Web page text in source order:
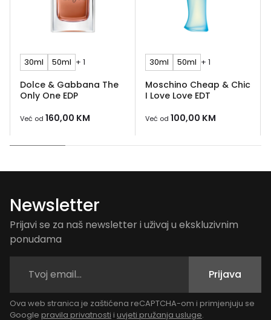
30ml 50ml + 1
Dolce & Gabbana The
Only One EDP
Već od 160,00 KM
30ml 50ml + 1
Moschino Cheap & Chic
I Love Love EDT
Već od 100,00 KM
Newsletter
Prijavi se za naš newsletter i uživaj u ekskluzivnim
ponudama
Prijava
Ova web stranica je zaštićena reCAPTCHA-om i primjenjuju se
Google pravila privatnosti i uvjeti pružanja usluge.